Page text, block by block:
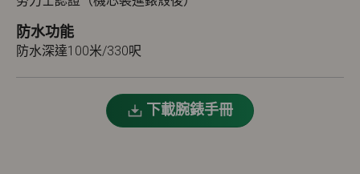
防水功能
防水深達100米/330呎
下載腕錶手冊